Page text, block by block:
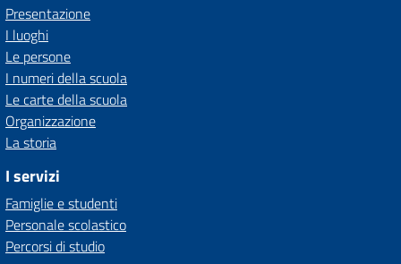
Presentazione
I luoghi
Le persone
I numeri della scuola
Le carte della scuola
Organizzazione
La storia
I servizi
Famiglie e studenti
Personale scolastico
Percorsi di studio